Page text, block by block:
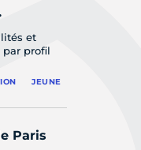
et
profil
JEUNE
Paris